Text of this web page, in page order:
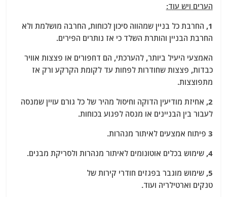
הערים ויש עוד:
1, החרבת כל בניין שמהווה סיכון לכוחות, החרבה מושלמת ולא
החרבת הבניין והותרת השלד כי אז נותרים הפירים.
האמצעי היעיל ביותר, להערכתי, הם דחפורים או פצצות אוויר
כבדות, פצצות שחודרות לפחות עד לקומת הקרקע ורק אז
מתפוצצות.
2, אחיזת מודיעין הדוקה וחיסול מהיר של כל גורם עויין שמנסה
לעבור בין הבניינים או מנסה לפגוע בכוחות.
3 פיתוח אמצעים לאיתור מנהרות.
4, שימוש בכלים אוטונומים לאיתור מנהרות ולסריקת מבנים.
5, שימוש מוגבר בפגזים חודרי קירות של
טנקים וארטילריה ועוד.